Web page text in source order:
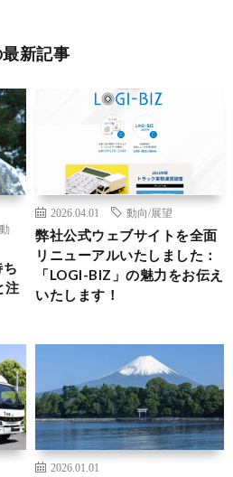
新記事
動
注
2026.04.01 動向/展望
弊社公式ウェブサイトを全面
リニューアルいたしました：
「LOGI-BIZ」の魅力をお伝え
いたします！
2026.01.01